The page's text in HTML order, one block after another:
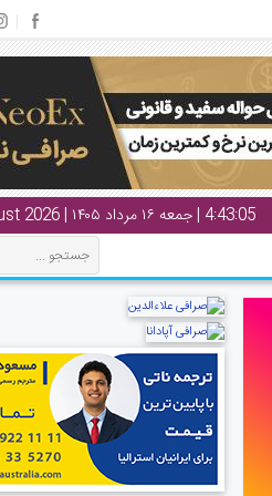
4:43:06 | جمعه ۱۶ مرداد ۱۴۰۵ | Friday 7 August 2026